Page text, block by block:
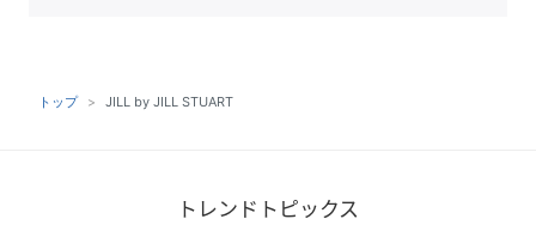
トップ JILL by JILL STUART
トレンドトピックス